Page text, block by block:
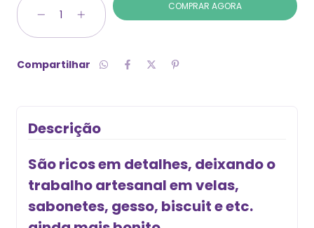
Compartilhar
Descrição
São ricos em detalhes, deixando o
trabalho artesanal em velas,
sabonetes, gesso, biscuit e etc.